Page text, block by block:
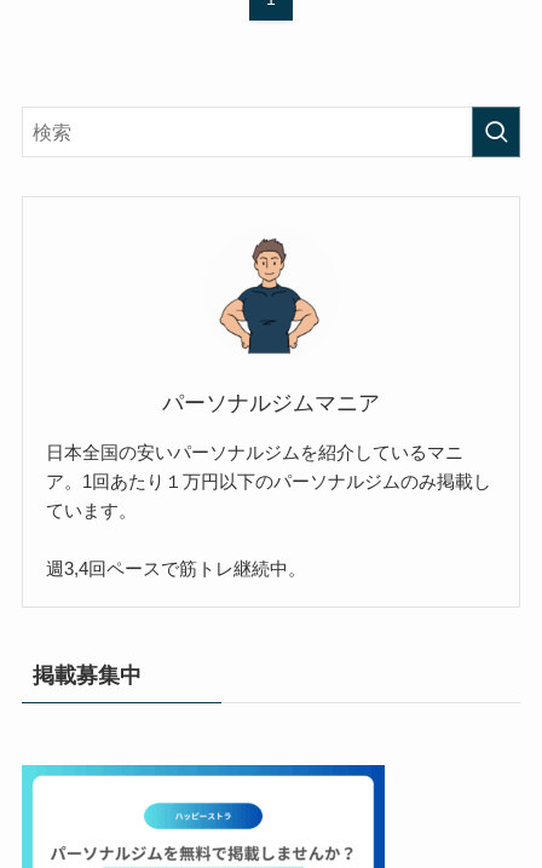
パーソナルジムマニア
日本全国の安いパーソナルジムを紹介しているマニ
ア。1回あたり１万円以下のパーソナルジムのみ掲載し
ています。
週3,4回ペースで筋トレ継続中。
掲載募集中